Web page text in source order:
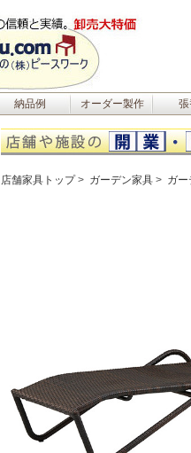
納品例 オーダー製作 張
店舗家具トップ ガーデン家具 ガー